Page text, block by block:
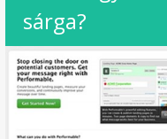
sárga?